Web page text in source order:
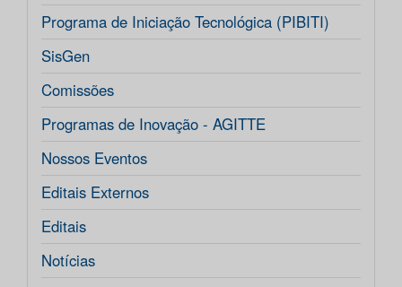
Programa de Iniciação Tecnológica (PIBITI)
SisGen
Comissões
Programas de Inovação - AGITTE
Nossos Eventos
Editais Externos
Editais
Notícias